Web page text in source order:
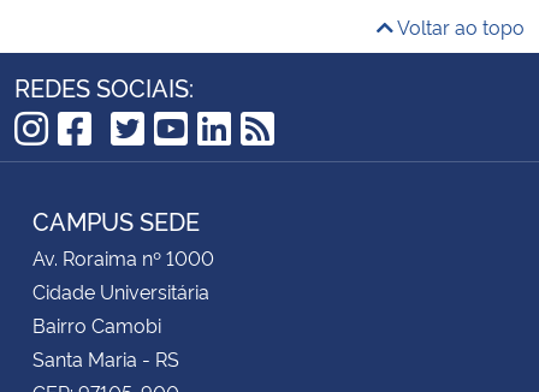
Voltar ao topo
REDES SOCIAIS:
Instagram
Facebook
TikTok
Twitter
YouTube
LinkedIn
RSS
CAMPUS SEDE
Av. Roraima nº 1000
Cidade Universitária
Bairro Camobi
Santa Maria - RS